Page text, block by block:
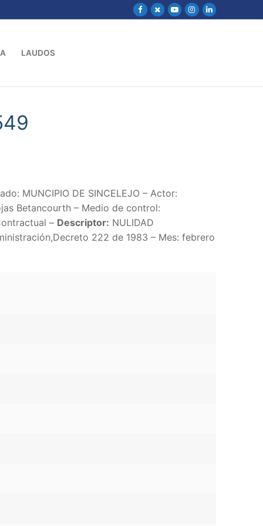
LAUDOS
MUNCIPIO DE SINCELEJO – Actor:
Betancourth – Medio de control:
– Descriptor: NULIDAD
222 de 1983 – Mes: febrero